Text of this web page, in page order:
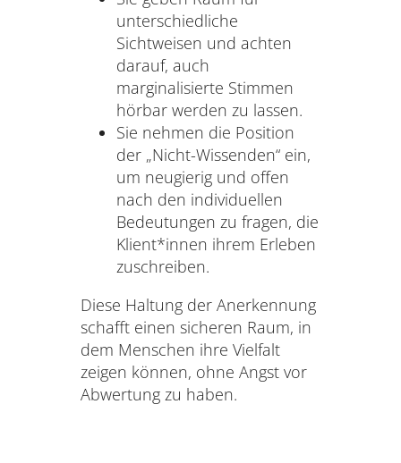
unterschiedliche
Sichtweisen und achten
darauf, auch
marginalisierte Stimmen
hörbar werden zu lassen.
Sie nehmen die Position
der „Nicht-Wissenden“ ein,
um neugierig und offen
nach den individuellen
Bedeutungen zu fragen, die
Klient*innen ihrem Erleben
zuschreiben.
Diese Haltung der Anerkennung
schafft einen sicheren Raum, in
dem Menschen ihre Vielfalt
zeigen können, ohne Angst vor
Abwertung zu haben.